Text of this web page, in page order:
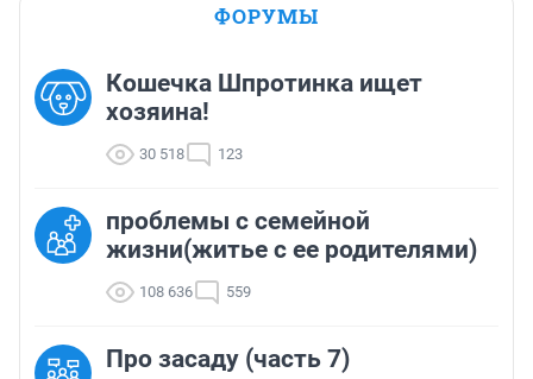
ФОРУМЫ
Кошечка Шпротинка ищет
хозяина!
30 518 123
проблемы с семейной
жизни(житье с ее родителями)
108 636 559
Про засаду (часть 7)